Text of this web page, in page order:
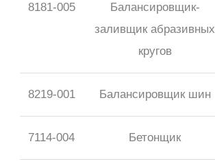
8181-005
Балансировщик-
заливщик абразивных
кругов
8219-001 Балансировщик шин
7114-004 Бетонщик